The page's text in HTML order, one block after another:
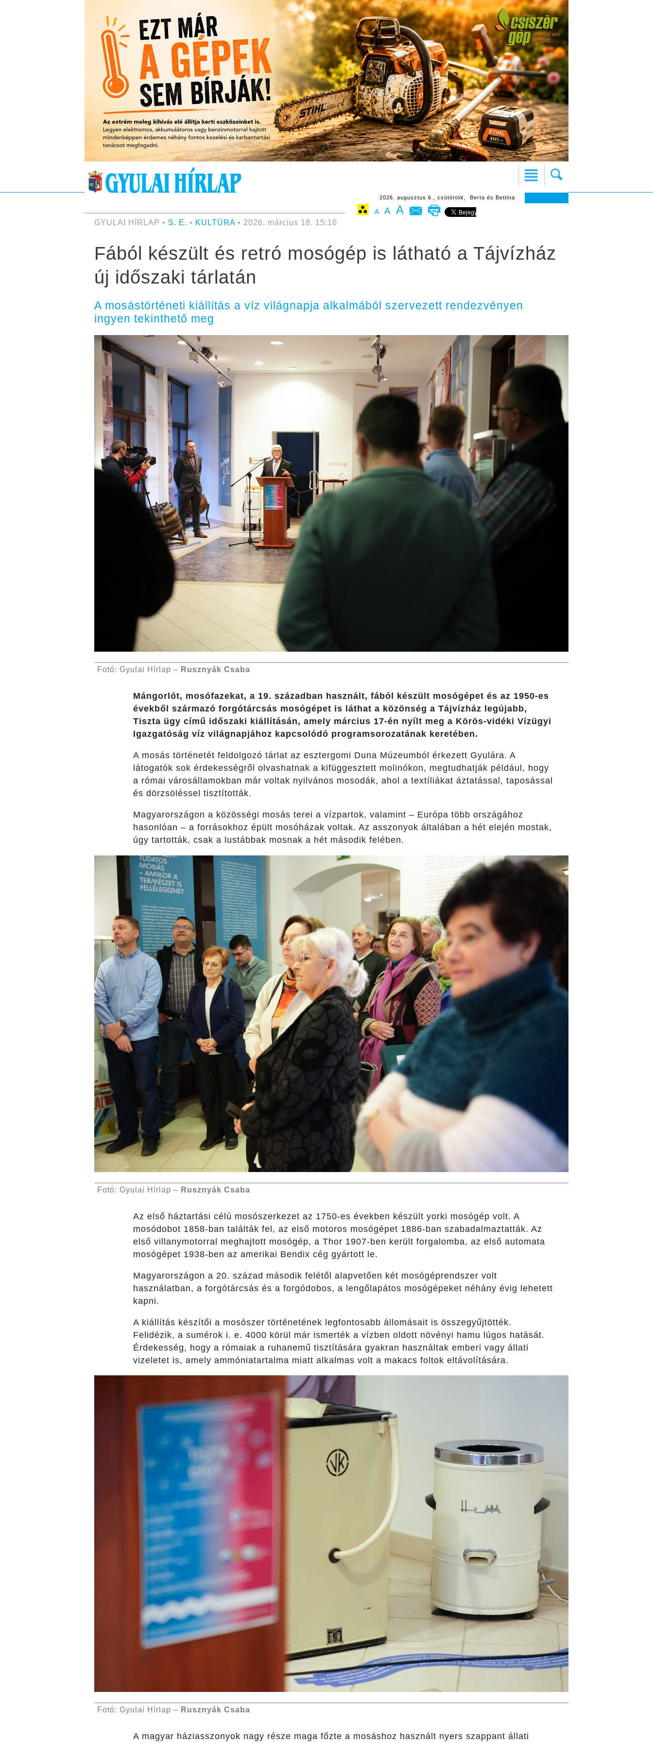
2026. augusztus 6., csütörtök, Berta és Bettina
A A A
GYULAI HÍRLAP • S. E. • KULTÚRA• 2026. március 18. 15:16
Fából készült és retró mosógép is látható a Tájvízház
új időszaki tárlatán
A mosástörténeti kiállítás a víz világnapja alkalmából szervezett rendezvényen
ingyen tekinthető meg
Fotó: Gyulai Hírlap – Rusznyák Csaba
Mángorlót, mosófazekat, a 19. században használt, fából készült mosógépet és az 1950-es
évekből származó forgótárcsás mosógépet is láthat a közönség a Tájvízház legújabb,
Tiszta ügy című időszaki kiállításán, amely március 17-én nyílt meg a Körös-vidéki Vízügyi
Igazgatóság víz világnapjához kapcsolódó programsorozatának keretében.
A mosás történetét feldolgozó tárlat az esztergomi Duna Múzeumból érkezett Gyulára. A
látogatók sok érdekességről olvashatnak a kifüggesztett molinókon, megtudhatják például, hogy
a római városállamokban már voltak nyilvános mosodák, ahol a textíliákat áztatással, taposással
és dörzsöléssel tisztították.
Magyarországon a közösségi mosás terei a vízpartok, valamint – Európa több országához
hasonlóan – a forrásokhoz épült mosóházak voltak. Az asszonyok általában a hét elején mostak,
úgy tartották, csak a lustábbak mosnak a hét második felében.
Fotó: Gyulai Hírlap – Rusznyák Csaba
Az első háztartási célú mosószerkezet az 1750-es években készült yorki mosógép volt. A
mosódobot 1858-ban találták fel, az első motoros mosógépet 1886-ban szabadalmaztatták. Az
első villanymotorral meghajtott mosógép, a Thor 1907-ben került forgalomba, az első automata
mosógépet 1938-ben az amerikai Bendix cég gyártott le.
Magyarországon a 20. század második felétől alapvetően két mosógéprendszer volt
használatban, a forgótárcsás és a forgódobos, a lengőlapátos mosógépeket néhány évig lehetett
kapni.
A kiállítás készítői a mosószer történetének legfontosabb állomásait is összegyűjtötték.
Felidézik, a sumérok i. e. 4000 körül már ismerték a vízben oldott növényi hamu lúgos hatását.
Érdekesség, hogy a rómaiak a ruhanemű tisztítására gyakran használtak emberi vagy állati
vizeletet is, amely ammóniatartalma miatt alkalmas volt a makacs foltok eltávolítására.
Fotó: Gyulai Hírlap – Rusznyák Csaba
A magyar háziasszonyok nagy része maga főzte a mosáshoz használt nyers szappant állati